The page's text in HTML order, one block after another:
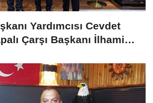
Yardımcısı Cevdet
Çarşı Başkanı İlhami